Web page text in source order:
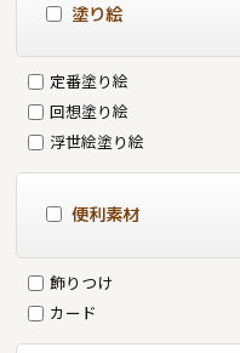
塗り絵
定番塗り絵
回想塗り絵
浮世絵塗り絵
便利素材
飾りつけ
カード